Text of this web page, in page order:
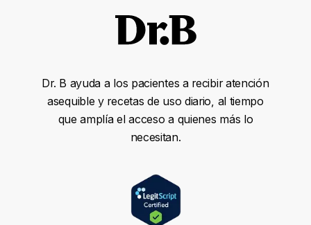
Dr. B ayuda a los pacientes a recibir atención
asequible y recetas de uso diario, al tiempo
que amplía el acceso a quienes más lo
necesitan.